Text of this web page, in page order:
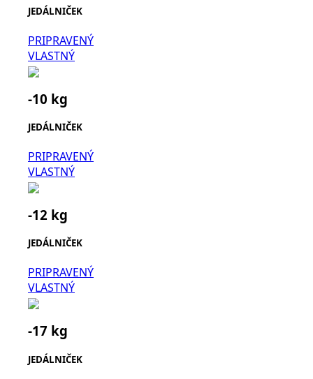
JEDÁLNIČEK
PRIPRAVENÝ
VLASTNÝ
-10 kg
JEDÁLNIČEK
PRIPRAVENÝ
VLASTNÝ
-12 kg
JEDÁLNIČEK
PRIPRAVENÝ
VLASTNÝ
-17 kg
JEDÁLNIČEK